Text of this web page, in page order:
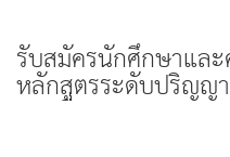
รับสมัครนักศึกษาแล
หลักสูตรระดับปริญญ
รอบที่ 1 Portfolio